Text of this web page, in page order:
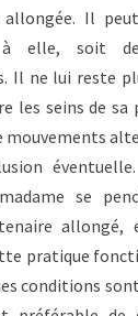
Il
elle, soit
Il ne lui reste
les seins de
mouvements
se
pratique
conditions